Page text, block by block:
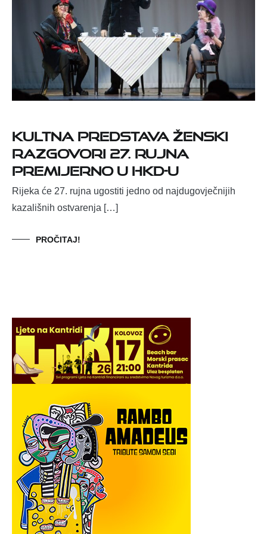
Kultna predstava Ženski
razgovori 27. rujna
premijerno u HKD-u
Rijeka će 27. rujna ugostiti jedno od najdugovječnijih
kazališnih ostvarenja […]
PROČITAJ!